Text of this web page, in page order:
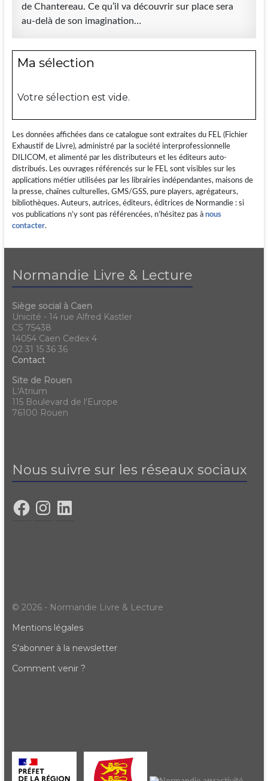
de Chantereau. Ce qu’il va découvrir sur place sera
au-delà de son imagination…
Ma sélection
Votre sélection est vide.
Les données affichées dans ce catalogue sont extraites du FEL (Fichier
Exhaustif de Livre), administré par la société interprofessionnelle
DILICOM, et alimenté par les distributeurs et les éditeurs auto-
distribués. Les ouvrages référencés sur le FEL sont visibles sur les
applications métier utilisées par les librairies indépendantes, maisons de
la presse, chaînes culturelles, GMS/GSS, pure players, agrégateurs,
bibliothèques. Auteurs, autrices, éditeurs, éditrices de Normandie : si
vos publications n’y sont pas référencées, n’hésitez pas à nous
contacter.
Normandie Livre & Lecture
Siège social à Caen
Unicité - 14 rue Alfred Kastler
CS 75438
14054 Caen Cedex 4
02 31 15 36 36
Contact
Site de Rouen
L'Atrium
115 Boulevard de l'Europe
76100 Rouen
Nous suivre sur les réseaux sociaux
© 2026 - Normandie Livre & Lecture
Mentions légales
S'abonner à la newsletter
Comment venir ?